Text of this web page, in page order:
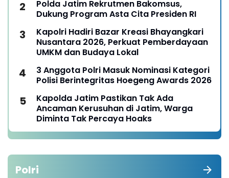
Polda Jatim Rekrutmen Bakomsus,
Dukung Program Asta Cita Presiden RI
Kapolri Hadiri Bazar Kreasi Bhayangkari
Nusantara 2026, Perkuat Pemberdayaan
UMKM dan Budaya Lokal
3 Anggota Polri Masuk Nominasi Kategori
Polisi Berintegritas Hoegeng Awards 2026
Kapolda Jatim Pastikan Tak Ada
Ancaman Kerusuhan di Jatim, Warga
Diminta Tak Percaya Hoaks
Polri